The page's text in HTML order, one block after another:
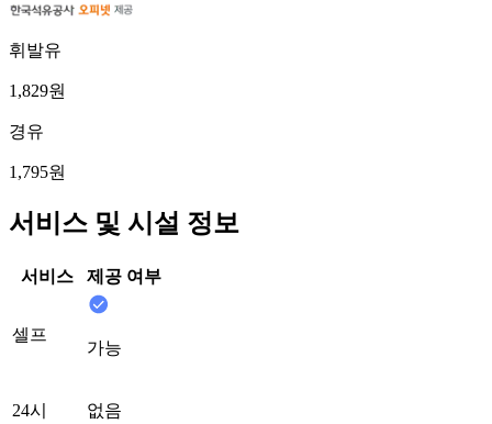
휘발유
1,829원
경유
1,795원
서비스 및 시설 정보
서비스 제공 여부
셀프
가능
24시 없음